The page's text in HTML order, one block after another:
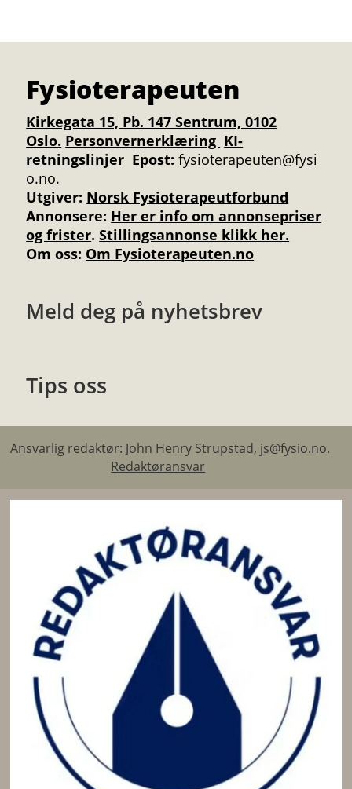
Fysioterapeuten
Kirkegata 15, Pb. 147 Sentrum, 0102
Oslo. Personvernerklæring KI-
retningslinjer Epost: fysioterapeuten@fysi
o.no.
Utgiver: Norsk Fysioterapeutforbund
Annonsere: Her er info om annonsepriser
og frister.Stillingsannonse klikk her.
Om oss: Om Fysioterapeuten.no
Meld deg på nyhetsbrev
Tips oss
Ansvarlig redaktør: John Henry Strupstad, js@fysio.no.
Redaktøransvar